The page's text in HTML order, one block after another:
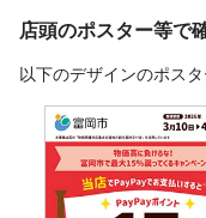
店頭のポスター等で
以下のデザインのポス